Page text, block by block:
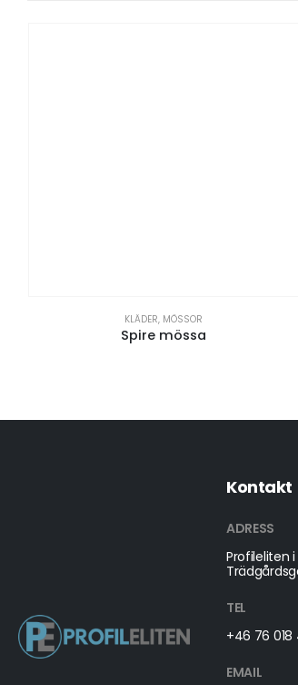
KLÄDER, MÖSSOR
Spire mössa
Kontakt
ADRESS
Profileliten i
TEL
+46 76
EMAIL